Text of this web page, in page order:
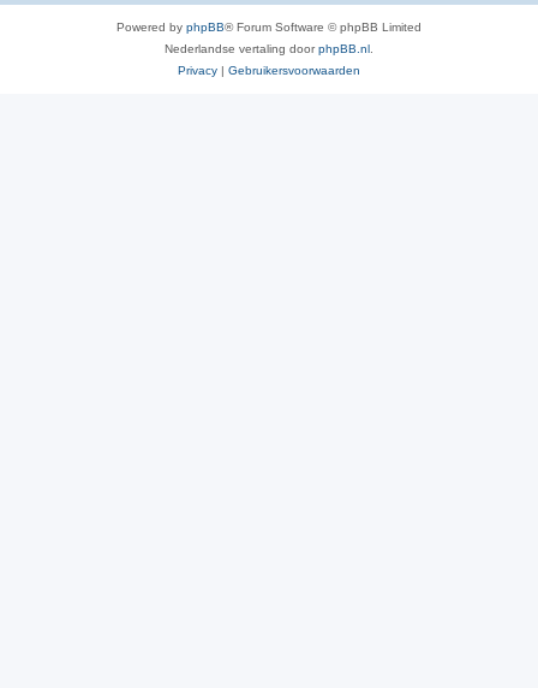
Powered by phpBB® Forum Software © phpBB Limited
Nederlandse vertaling doorphpBB.nl
Privacy | Gebruikersvoorwaarden